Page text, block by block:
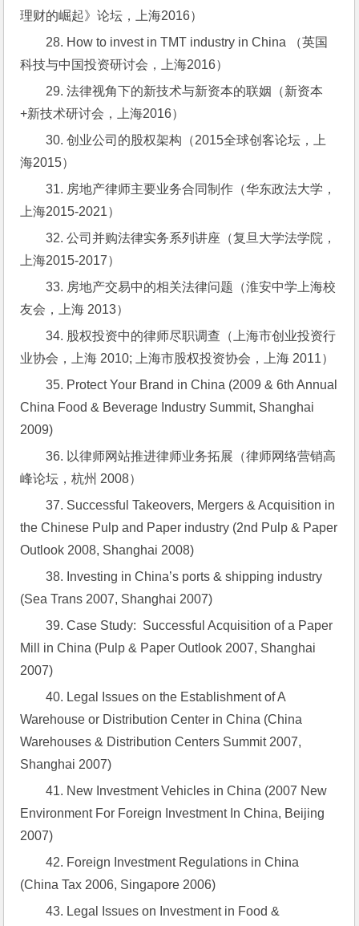
理财的崛起》论坛，上海2016）
28. How to invest in TMT industry in China （英国
科技与中国投资研讨会，上海2016）
29. 法律视角下的新技术与新资本的联姻（新资本
+新技术研讨会，上海2016）
30. 创业公司的股权架构（2015全球创客论坛，上
海2015）
31. 房地产律师主要业务合同制作（华东政法大学，
上海2015-2021）
32. 公司并购法律实务系列讲座（复旦大学法学院，
上海2015-2017）
33. 房地产交易中的相关法律问题（淮安中学上海校
友会，上海 2013）
34. 股权投资中的律师尽职调查（上海市创业投资行
业协会，上海 2010; 上海市股权投资协会，上海 2011）
35. Protect Your Brand in China (2009 & 6th Annual
China Food & Beverage Industry Summit, Shanghai
2009)
36. 以律师网站推进律师业务拓展（律师网络营销高
峰论坛，杭州 2008）
37. Successful Takeovers, Mergers & Acquisition in
the Chinese Pulp and Paper industry (2nd Pulp & Paper
Outlook 2008, Shanghai 2008)
38. Investing in China’s ports & shipping industry
(Sea Trans 2007, Shanghai 2007)
39. Case Study:  Successful Acquisition of a Paper
Mill in China (Pulp & Paper Outlook 2007, Shanghai
2007)
40. Legal Issues on the Establishment of A
Warehouse or Distribution Center in China (China
Warehouses & Distribution Centers Summit 2007,
Shanghai 2007)
41. New Investment Vehicles in China (2007 New
Environment For Foreign Investment In China, Beijing
2007)
42. Foreign Investment Regulations in China
(China Tax 2006, Singapore 2006)
43. Legal Issues on Investment in Food &